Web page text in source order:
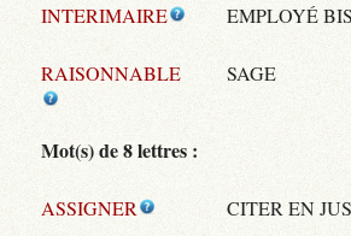
INTERIMAIRE EMPLOYÉ BIS
RAISONNABLE SAGE
Mot(s) de 8 lettres :
ASSIGNER CITER EN